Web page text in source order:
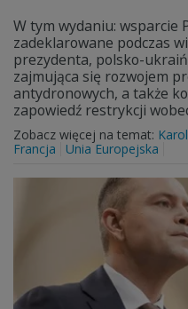
W tym wydaniu: wsparcie
zadeklarowane podczas
prezydenta, polsko-
zajmująca się rozwojem
antydronowych, a także
zapowiedź restrykcji
Zobacz więcej na temat:
Francja
Unia Europejska